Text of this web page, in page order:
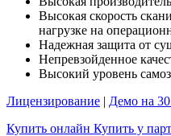
Высокая скорость
нагрузке на
Надежная защита от
Непревзойденное
Высокий уровень
Лицензирование | Демо на
Купить онлайн Купить у